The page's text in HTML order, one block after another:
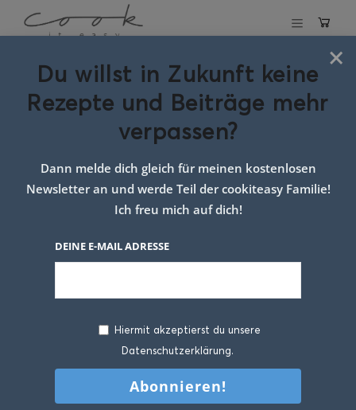
Schlagwort:
NoFrost Liebherr
Mein neuer Liebherr Kühlschrank
×
Du willst in Zukunft keine
Rezepte und Beiträge mehr
verpassen?
Dann melde dich gleich für meinen kostenlosen
Newsletter an und werde Teil der cookiteasy Familie!
Ich freu mich auf dich!
DEINE E-MAIL ADRESSE
Hiermit akzeptierst du unsere
Datenschutzerklärung.